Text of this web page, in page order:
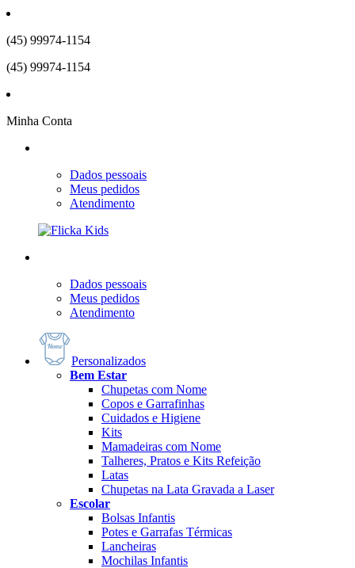
(45) 99974-1154
(45) 99974-1154
Minha Conta
Dados pessoais
Meus pedidos
Atendimento
Dados pessoais
Meus pedidos
Atendimento
Personalizados
Bem Estar
Chupetas com Nome
Copos e Garrafinhas
Cuidados e Higiene
Kits
Mamadeiras com Nome
Talheres, Pratos e Kits Refeição
Latas
Chupetas na Lata Gravada a Laser
Escolar
Bolsas Infantis
Potes e Garrafas Térmicas
Lancheiras
Mochilas Infantis